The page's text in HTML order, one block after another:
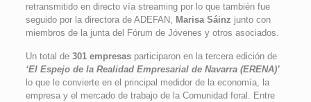
retransmitido en directo vía streaming por lo que también fue
seguido por la directora de ADEFAN, Marisa Sáinz junto con
miembros de la junta del Fórum de Jóvenes y otros asociados.
Un total de 301 empresasparticiparon en la tercera edición de
‘El Espejo de la Realidad Empresarial de Navarra (ERENA)’
lo que le convierte en el principal medidor de la economía, la
empresa y el mercado de trabajo de la Comunidad foral. Entre